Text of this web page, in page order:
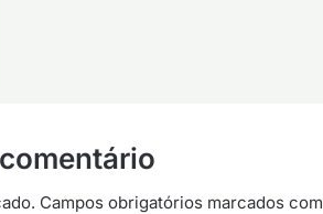
Campos obrigatórios marcados com